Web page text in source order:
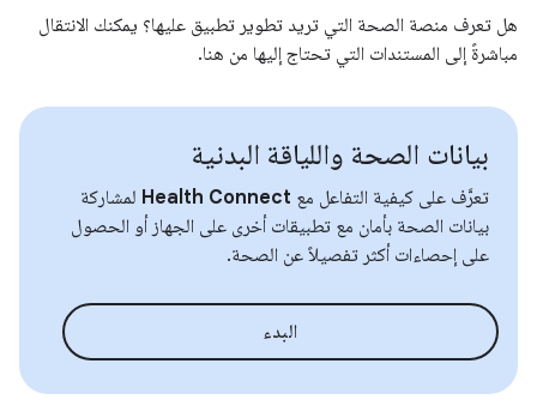
هل تعرف منصة الصحة التي تريد تطوير تطبيق عليها؟ يمكنك الانتقال
مباشرةً إلى المستندات التي تحتاج إليها من هنا.
بيانات الصحة واللياقة البدنية
تعرَّف على كيفية التفاعل مع Health Connect لمشاركة
بيانات الصحة بأمان مع تطبيقات أخرى على الجهاز أو الحصول
على إحصاءات أكثر تفصيلاً عن الصحة.
البدء